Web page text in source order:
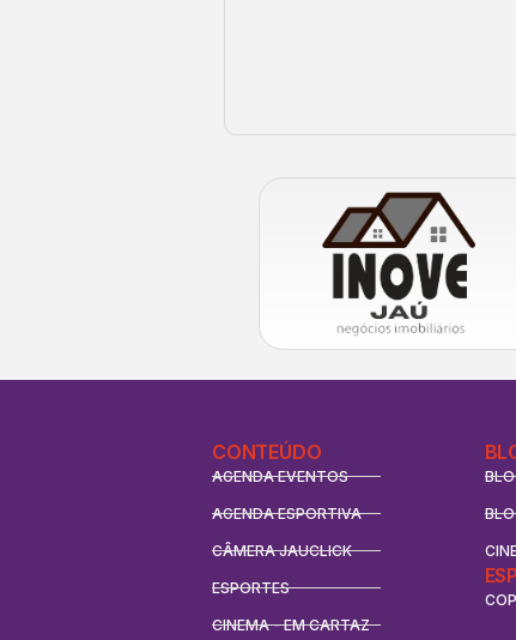
CONTEÚDO
AGENDA EVENTOS
AGENDA ESPORTIVA
CÂMERA JAUCLICK
ESPORTES
CINEMA - EM CARTAZ